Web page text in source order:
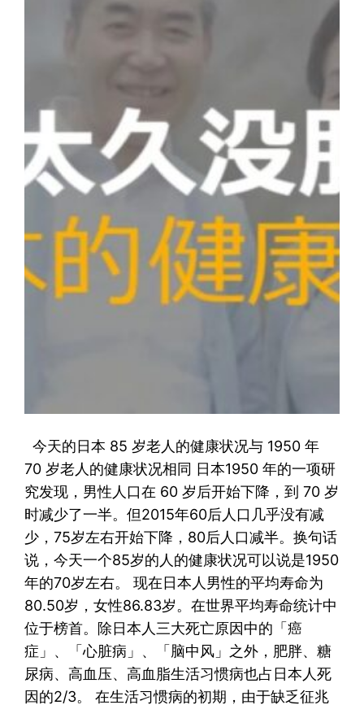
今天的日本 85 岁老人的健康状况与 1950 年
70 岁老人的健康状况相同 日本1950 年的一项研
究发现，男性人口在 60 岁后开始下降，到 70 岁
时减少了一半。但2015年60后人口几乎没有减
少，75岁左右开始下降，80后人口减半。换句话
说，今天一个85岁的人的健康状况可以说是1950
年的70岁左右。 现在日本人男性的平均寿命为
80.50岁，女性86.83岁。在世界平均寿命统计中
位于榜首。除日本人三大死亡原因中的「癌
症」、「心脏病」、「脑中风」之外，肥胖、糖
尿病、高血压、高血脂生活习惯病也占日本人死
因的2/3。 在生活习惯病的初期，由于缺乏征兆